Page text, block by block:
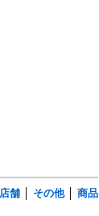
舗 その他 商品